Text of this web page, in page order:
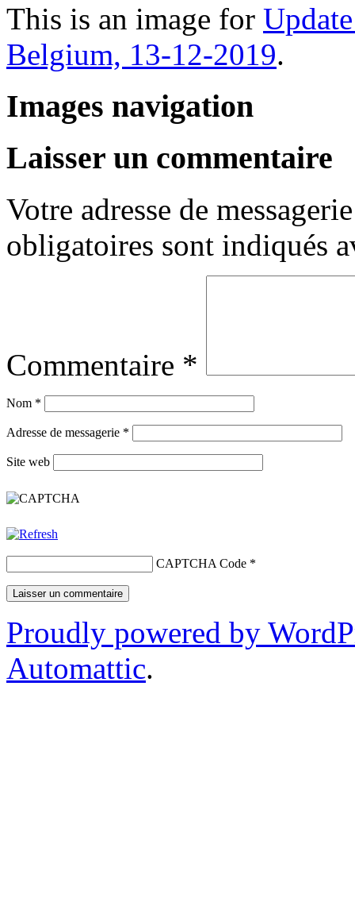
This is an image for
Belgium, 13-12-2019.
Images navigation
Laisser un commentaire
Votre adresse de
obligatoires sont indiqués
Commentaire *
Nom *
Adresse de messagerie *
Site web
CAPTCHA Code *
Proudly powered by
Automattic.